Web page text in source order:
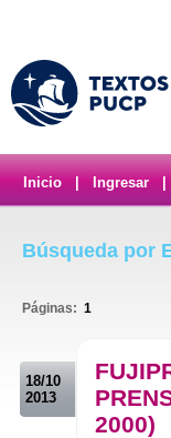
Inicio Ingresar
Búsqueda por
Páginas: 1
18/10
2013
2000)